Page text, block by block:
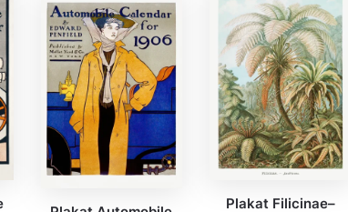
Plakat Filicinae–